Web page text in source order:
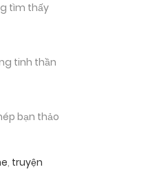
tìm thấy
tinh thần
bạn thảo
, truyện